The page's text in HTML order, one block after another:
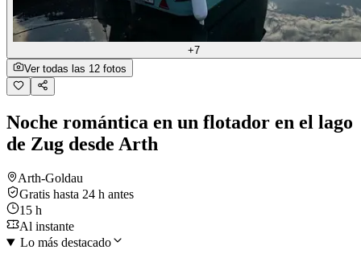
+7
Ver todas las 12 fotos
Noche romántica en un flotador en el lago
de Zug desde Arth
Arth-Goldau
Gratis hasta 24 h antes
15 h
Al instante
Lo más destacado